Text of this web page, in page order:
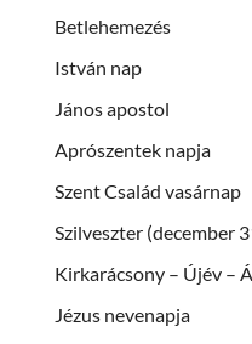
Betlehemezés
István nap
János apostol
Aprószentek napja
Szent Család vasárnap
Szilveszter (december
Kirkarácsony – Újév –
Jézus nevenapja